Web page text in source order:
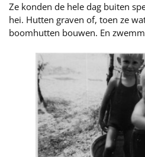
Ze konden de hele dag buiten
hei. Hutten graven of, toen ze
boomhutten bouwen. En